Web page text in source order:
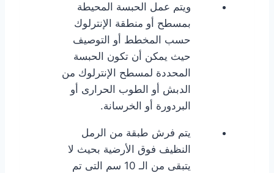
ويتم عمل الحبسة المحيطة
بمسطح أو منطقة الإنترلوك
حسب المخطط أو التوصيف
حيث يمكن أن تكون الحبسة
المحددة لمسطح الإنترلوك من
الدبش أو الطوب الحرارى أو
البردورة أو الخرسانة.
يتم فرش طبقة من الرمل
النظيف فوق الأرضية بحيث لا
يتبقى من الـ 10 سم التى تم